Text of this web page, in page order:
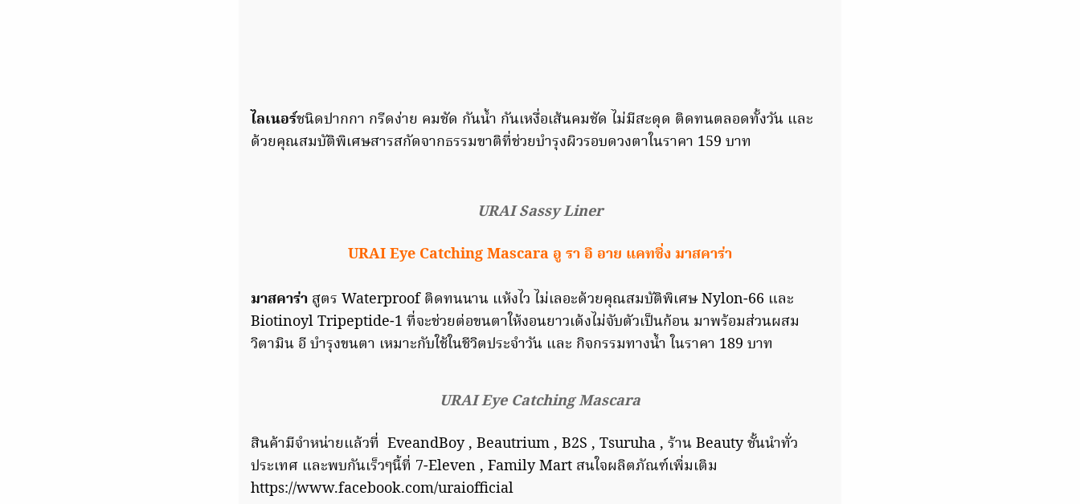
ไลเนอร์ชนิดปากกา กรีดง่าย คมชัด กันน้ำ กันเหงื่อเส้นคมชัด ไม่มีสะดุด ติดทนตลอดทั้งวัน และ
ด้วยคุณสมบัติพิเศษสารสกัดจากธรรมขาติที่ช่วยบำรุงผิวรอบดวงตาในราคา 159 บาท
URAI Sassy Liner
URAI Eye Catching Mascara อู รา อิ อาย แคทชิ่ง มาสคาร่า
มาสคาร่า สูตร Waterproof ติดทนนาน แห้งไว ไม่เลอะด้วยคุณสมบัติพิเศษ Nylon-66 และ
Biotinoyl Tripeptide-1 ที่จะช่วยต่อขนตาให้งอนยาวเด้งไม่จับตัวเป็นก้อน มาพร้อมส่วนผสม
วิตามิน อี บำรุงขนตา เหมาะกับใช้ในชีวิตประจำวัน และ กิจกรรมทางน้ำ ในราคา 189 บาท
URAI Eye Catching Mascara
สินค้ามีจำหน่ายแล้วที่ EveandBoy , Beautrium , B2S , Tsuruha , ร้าน Beauty ชั้นนำทั่ว
ประเทศ และพบกันเร็วๆนี้ที่ 7-Eleven , Family Mart สนใจผลิตภัณฑ์เพิ่มเติม
https://www.facebook.com/uraiofficial